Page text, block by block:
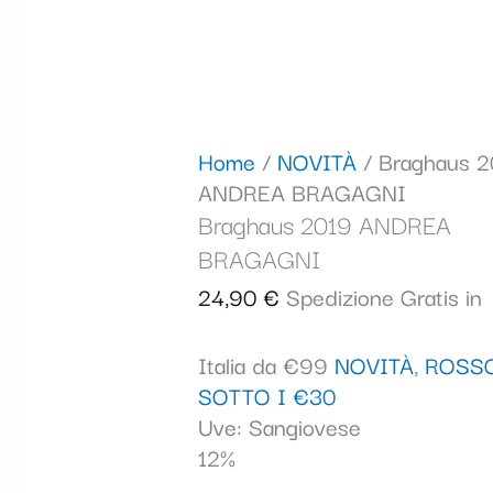
Home / NOVITÀ / Braghaus
ANDREA BRAGAGNI
Braghaus 2019 ANDREA
BRAGAGNI
24,90€ Spedizione Gratis in
Italia da €99 NOVITÀ,
SOTTO I €30
Uve: Sangiovese
12%